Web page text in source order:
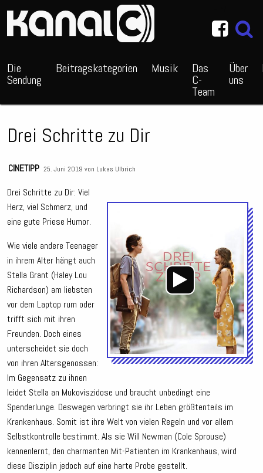
Die
Sendung
Beitragskategorien Musik Das
C-
Team
Über
uns
Drei Schritte zu Dir
CINETIPP 25. Juni 2019 von Lukas Ulbrich
Drei Schritte zu Dir: Viel
Herz, viel Schmerz, und
eine gute Priese Humor.
Wie viele andere Teenager
in ihrem Alter hängt auch
Stella Grant (Haley Lou
Richardson) am liebsten
vor dem Laptop rum oder
trifft sich mit ihren
Freunden. Doch eines
unterscheidet sie doch
von ihren Altersgenossen:
Im Gegensatz zu ihnen
leidet Stella an Mukoviszidose und braucht unbedingt eine
Spenderlunge. Deswegen verbringt sie ihr Leben größtenteils im
Krankenhaus. Somit ist ihre Welt von vielen Regeln und vor allem
Selbstkontrolle bestimmt. Als sie Will Newman (Cole Sprouse)
kennenlernt, den charmanten Mit-Patienten im Krankenhaus, wird
diese Disziplin jedoch auf eine harte Probe gestellt.